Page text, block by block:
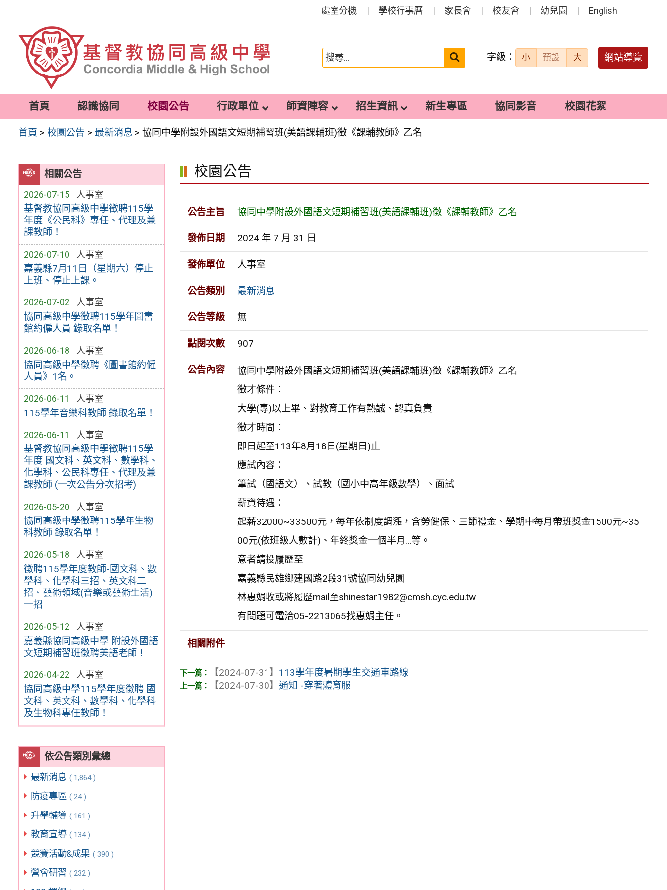
容
處室分機 學校行事曆 家長會 校友會 幼兒園 English
搜
送出 字級： 小 預設 大 網站導覽
首頁 認識協同 校園公告 行政單位 師資陣容 招生資訊 新生專區 協同影音 校園花絮
首頁 >校園公告 > 最新消息 >協同中學附設外國語文短期補習班(美語課輔班)徵《課輔教師》乙名
相關公告
2026-07-15 人事室
基督教協同高級中學徵聘115學
年度《公民科》專任、代理及兼
課教師！
2026-07-10 人事室
嘉義縣7月11日（星期六）停止
上班、停止上課。
2026-07-02 人事室
協同高級中學徵聘115學年圖書
館約僱人員 錄取名單！
2026-06-18 人事室
協同高級中學徵聘《圖書館約僱
人員》1名。
2026-06-11 人事室
115學年音樂科教師 錄取名單！
2026-06-11 人事室
基督教協同高級中學徵聘115學
年度 國文科、英文科、數學科、
化學科、公民科專任、代理及兼
課教師 (一次公告分次招考)
2026-05-20 人事室
協同高級中學徵聘115學年生物
科教師 錄取名單！
2026-05-18 人事室
徵聘115學年度教師-國文科、數
學科、化學科三招、英文科二
招、藝術領域(音樂或藝術生活)
一招
2026-05-12 人事室
嘉義縣協同高級中學 附設外國語
文短期補習班徵聘美語老師！
2026-04-22 人事室
協同高級中學115學年度徵聘 國
文科、英文科、數學科、化學科
及生物科專任教師！
依公告類別彙總
最新消息 ( 1,864 )
防疫專區 ( 24 )
升學輔導 ( 161 )
教育宣導 ( 134 )
競賽活動&成果 ( 390 )
營會研習 ( 232 )
校園公告
公告主旨 協同中學附設外國語文短期補習班(美語課輔班)徵《課輔教師》乙名
發佈日期 2024 年 7 月 31 日
發佈單位 人事室
公告類別 最新消息
公告等級 無
點閱次數 907
公告內容
協同中學附設外國語文短期補習班(美語課輔班)徵《課輔教師》乙名
徵才條件：
大學(專)以上畢、對教育工作有熱誠、認真負責
徵才時間：
即日起至113年8月18日(星期日)止
應試內容：
筆試（國語文）、試教（國小中高年級數學）、面試
薪資待遇：
起薪32000~33500元，每年依制度調漲，含勞健保、三節禮金、學期中每月帶班獎金1500元~35
00元(依班級人數計)、年終獎金一個半月…等。
意者請投履歷至
嘉義縣民雄鄉建國路2段31號協同幼兒園
林惠娟收或將履歷mail至shinestar1982@cmsh.cyc.edu.tw
有問題可電洽05-2213065找惠娟主任。
相關附件
【2024-07-31】 113學年度暑期學生交通車路線
【2024-07-30】通知 -穿著體育服